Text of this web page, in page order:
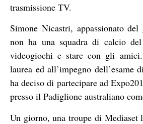
trasmissione TV.
Simone Nicastri, appassionato
non ha una squadra di calcio
videogiochi e stare con gli
laurea ed all’impegno dell’esame
ha deciso di partecipare ad
presso il Padiglione australiano
Un giorno, una troupe di Mediaset